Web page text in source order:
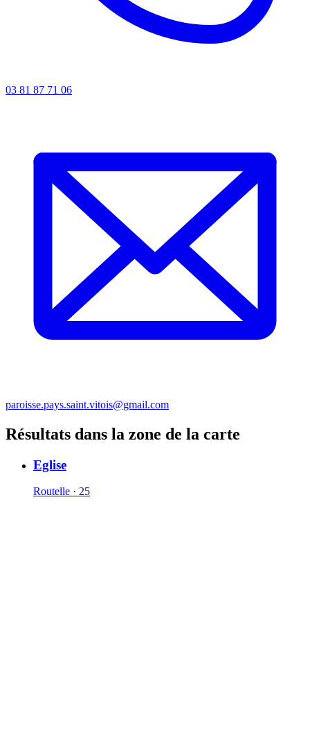
03 81 87 71 06
paroisse.pays.saint.vitois@gmail.com
Résultats dans la zone de la carte
Eglise
Routelle · 25